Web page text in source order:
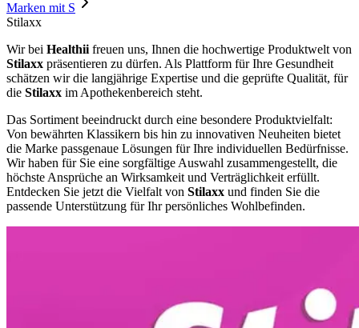
Marken mit S
Stilaxx
Wir bei Healthii freuen uns, Ihnen die hochwertige Produktwelt von
Stilaxx präsentieren zu dürfen. Als Plattform für Ihre Gesundheit
schätzen wir die langjährige Expertise und die geprüfte Qualität, für
die Stilaxx im Apothekenbereich steht.
Das Sortiment beeindruckt durch eine besondere Produktvielfalt:
Von bewährten Klassikern bis hin zu innovativen Neuheiten bietet
die Marke passgenaue Lösungen für Ihre individuellen Bedürfnisse.
Wir haben für Sie eine sorgfältige Auswahl zusammengestellt, die
höchste Ansprüche an Wirksamkeit und Verträglichkeit erfüllt.
Entdecken Sie jetzt die Vielfalt von Stilaxx und finden Sie die
passende Unterstützung für Ihr persönliches Wohlbefinden.